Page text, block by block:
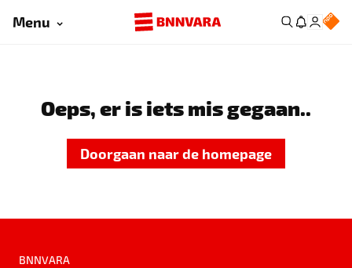
Menu
Oeps, er is iets mis gegaan..
Doorgaan naar de homepage
BNNVARA